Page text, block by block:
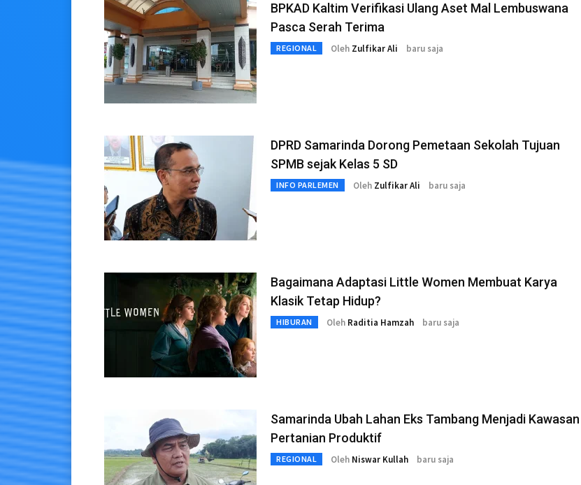
BPKAD Kaltim Verifikasi Ulang Aset Mal Lembuswana
Pasca Serah Terima
REGIONAL Oleh Zulfikar Ali baru saja
DPRD Samarinda Dorong Pemetaan Sekolah Tujuan
SPMB sejak Kelas 5 SD
INFO PARLEMEN Oleh Zulfikar Ali baru saja
Bagaimana Adaptasi Little Women Membuat Karya
Klasik Tetap Hidup?
HIBURAN Oleh Raditia Hamzah baru saja
Samarinda Ubah Lahan Eks Tambang Menjadi Kawasan
Pertanian Produktif
REGIONAL Oleh Niswar Kullah baru saja